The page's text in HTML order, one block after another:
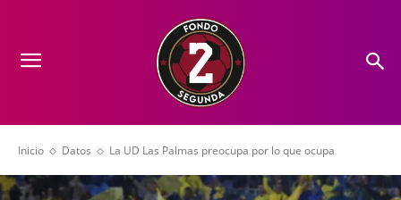
Inicio Datos La UD Las Palmas preocupa por lo que ocupa